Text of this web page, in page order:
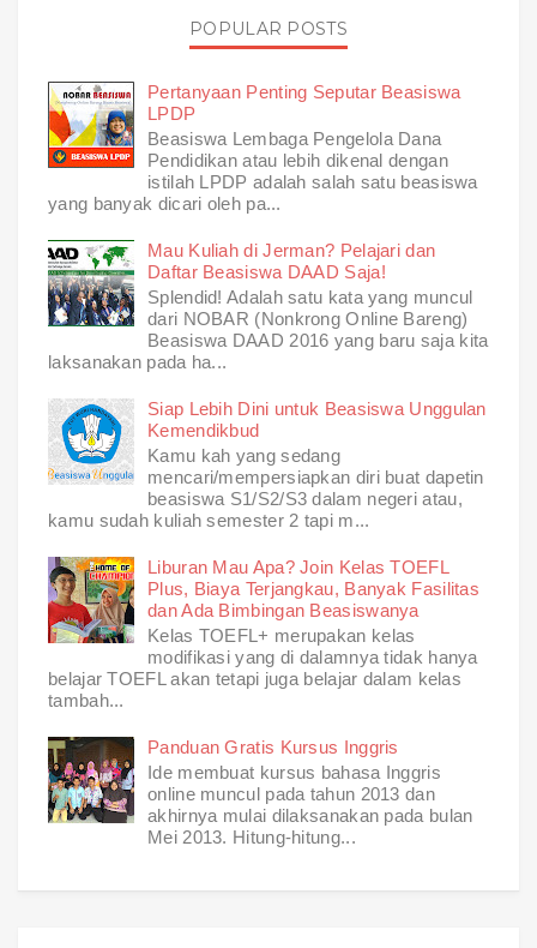
POPULAR POSTS
Pertanyaan Penting Seputar Beasiswa
LPDP
Beasiswa Lembaga Pengelola Dana
Pendidikan atau lebih dikenal dengan
istilah LPDP adalah salah satu beasiswa
yang banyak dicari oleh pa...
Mau Kuliah di Jerman? Pelajari dan
Daftar Beasiswa DAAD Saja!
Splendid! Adalah satu kata yang muncul
dari NOBAR (Nonkrong Online Bareng)
Beasiswa DAAD 2016 yang baru saja kita
laksanakan pada ha...
Siap Lebih Dini untuk Beasiswa Unggulan
Kemendikbud
Kamu kah yang sedang
mencari/mempersiapkan diri buat dapetin
beasiswa S1/S2/S3 dalam negeri atau,
kamu sudah kuliah semester 2 tapi m...
Liburan Mau Apa? Join Kelas TOEFL
Plus, Biaya Terjangkau, Banyak Fasilitas
dan Ada Bimbingan Beasiswanya
Kelas TOEFL+ merupakan kelas
modifikasi yang di dalamnya tidak hanya
belajar TOEFL akan tetapi juga belajar dalam kelas
tambah...
Panduan Gratis Kursus Inggris
Ide membuat kursus bahasa Inggris
online muncul pada tahun 2013 dan
akhirnya mulai dilaksanakan pada bulan
Mei 2013. Hitung-hitung...